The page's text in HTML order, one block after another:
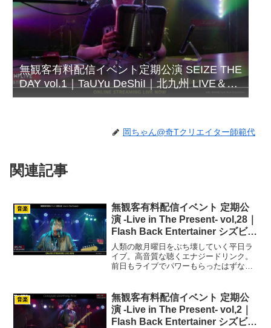
無観客有料配信イベント定期公演 SEIZE THE
DAY vol.1｜TaUYu DeShiI｜北九州 LIVE＆
BAR WHIPPING POST
岡ちゃん@奇Tクリエイター師範代
関連記事
音楽
無観客有料配信イベント 定期公
演 -Live in The Present- vol,28｜
Flash Back Entertainer シズビシ
ャス｜北九州 LIVE＆BAR
WHIPPING POST
人類の敵月曜日をぶち壊していく平日ラ
イブ。高音質な聴くエナジードリンク。
前日もライブでパワーもらったはずなの
向けて寝れません。さて、2日連続でライ
ブをするというツアーの...
音楽
無観客有料配信イベント 定期公
演 -Live in The Present- vol,2｜
Flash Back Entertainer シズビシ